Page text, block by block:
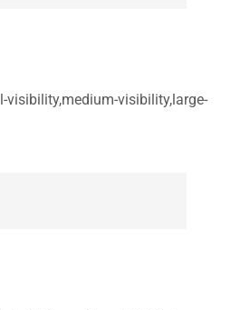
visibility,medium-visibility,large-